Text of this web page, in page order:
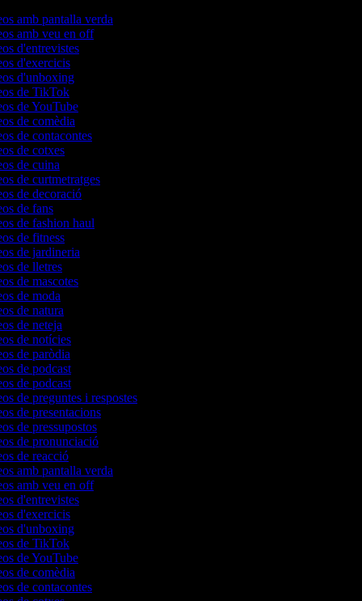
amb pantalla verda
amb veu en off
d'entrevistes
d'exercicis
d'unboxing
de TikTok
de YouTube
de comèdia
de contacontes
de cotxes
de cuina
de curtmetratges
de decoració
de fans
de fashion haul
de fitness
de jardineria
de lletres
de mascotes
de moda
de natura
de neteja
de notícies
de paròdia
de podcast
de podcast
de preguntes i respostes
de presentacions
de pressupostos
de pronunciació
de reacció
amb pantalla verda
amb veu en off
d'entrevistes
d'exercicis
d'unboxing
de TikTok
de YouTube
de comèdia
de contacontes